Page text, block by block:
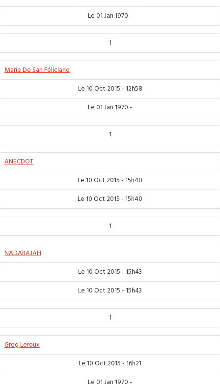
Le 01 Jan 1970 -
1
Marie De San Féliciano
Le 10 Oct 2015 - 12h58
Le 01 Jan 1970 -
1
ANECDOT
Le 10 Oct 2015 - 15h40
Le 10 Oct 2015 - 15h40
1
NADARAJAH
Le 10 Oct 2015 - 15h43
Le 10 Oct 2015 - 15h43
1
Greg Leroux
Le 10 Oct 2015 - 16h21
Le 01 Jan 1970 -